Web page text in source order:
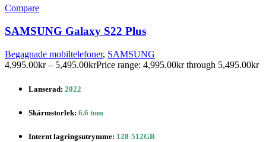
Compare
SAMSUNG Galaxy S22 Plus
Begagnade mobiltelefoner, SAMSUNG
4,995.00kr – 5,495.00krPrice range: 4,995.00kr through 5,495.00kr
Lanserad: 2022
Skärmstorlek: 6.6 tum
Internt lagringsutrymme: 128-512GB